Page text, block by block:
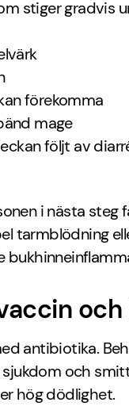
stiger gradvis
förekomma
mage
följt av
i nästa steg
tarmblödning
antibiotika.
och
hög dödlighet.